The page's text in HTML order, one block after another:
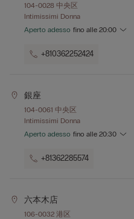
104-0028 中央区
Intimissimi Donna
Aperto adesso fino alle 20:00
+810362252424
銀座
104-0061 中央区
Intimissimi Donna
Aperto adesso fino alle 20:30
+81362285574
六本木店
106-0032 港区